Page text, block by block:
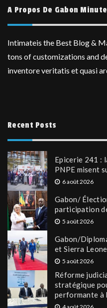
A Propos De Gabon
Intimateis the Best Blog &
tons of customizations and
inventore veritatis et quasi
Recent Posts
Epicerie 241 :
PNPE misent
6 août 2026
Gabon/
participation
5 août 2026
Gabon/
et Sierra
5 août 2026
Réforme
stratégique
performante à